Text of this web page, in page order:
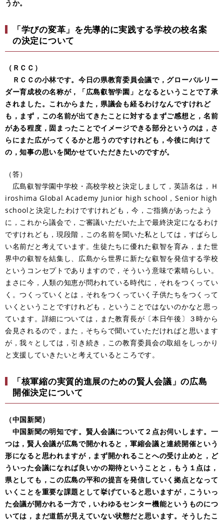
うか。
「学びの変革」を先導的に実践する学校の校名案
の決定について
（ＲＣＣ）
ＲＣＣの小林です。今日の県教育委員会議で，グローバルリー
ダー育成校の名称が，「広島叡智学園」となるということで了承
されました。これからまた，県議会も経るわけなんですけれど
も，まず，この名前が出てきたことに対するまずご感想と，名前
がある程度，固まったことでイメージできる部分というのは，さ
らにまた広がってくるかと思うのですけれども，今後に向けて
の，知事の思いを聞かせていただきたいのですが。
（答）
広島叡智学園中学校・高校学校と決定しまして，英語名は，Ｈ
iroshima Global Academy Junior high school，Senior high
schoolと決定したわけですけれども，今，ご指摘があったよう
に，これから議会で，ご審議いただいた上で最終決定になるわけ
ですけれども，現段階，この名前を聞いた私としては，すばらし
い名前だと考えています。生徒たちに優れた叡智を育み，また世
界中の叡智を結集し、広島から世界に新たな叡智を発信する学校
というコンセプトでありますので，そういう意味で素晴らしい。
まさに今，人類の知恵が問われている時代に，それをつくってい
く。つくっていくとは，それをつくっていく子供たちをつくって
いくということですけれども，ということではないのかなと思っ
ています。詳細については，また教育長が〔本日午後〕３時から
会見されるので，また，そちらで聞いていただければと思います
が，我々としては，引き続き，この教育委員会の取組をしっかり
と支援していきたいと考えているところです。
「核軍縮の実質的進展のための賢人会議」の広島
開催決定について
（中国新聞）
中国新聞の明知です。賢人会議について２点お伺いします。一
つは，賢人会議が広島で開かれると，軍縮会議と連続開催という
形になると思われますが，まず開かれることへの受け止めと，ど
ういった会議になれば良いかの期待ということと，もう１点は，
県としても，この広島の平和の提言を発信していく拠点となって
いくことを重要な課題として挙げていると思いますが，こういっ
た会議が開かれる一方で，いわゆるセンター機能というものにつ
いては，まだ道筋が見えていない状態だと思います。そうしたこ